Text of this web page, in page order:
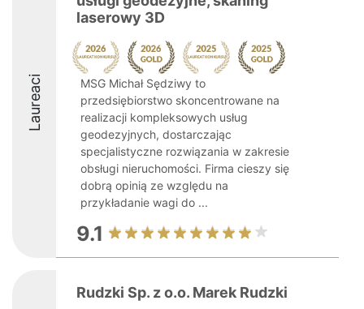
Laureaci
laserowy 3D
MSG Michał Sędziwy to
przedsiębiorstwo skoncentrowane na
realizacji kompleksowych usług
geodezyjnych, dostarczając
specjalistyczne rozwiązania w zakresie
obsługi nieruchomości. Firma cieszy się
dobrą opinią ze względu na
przykładanie wagi do ...
9.1
Rudzki Sp. z o.o. Marek Rudzki